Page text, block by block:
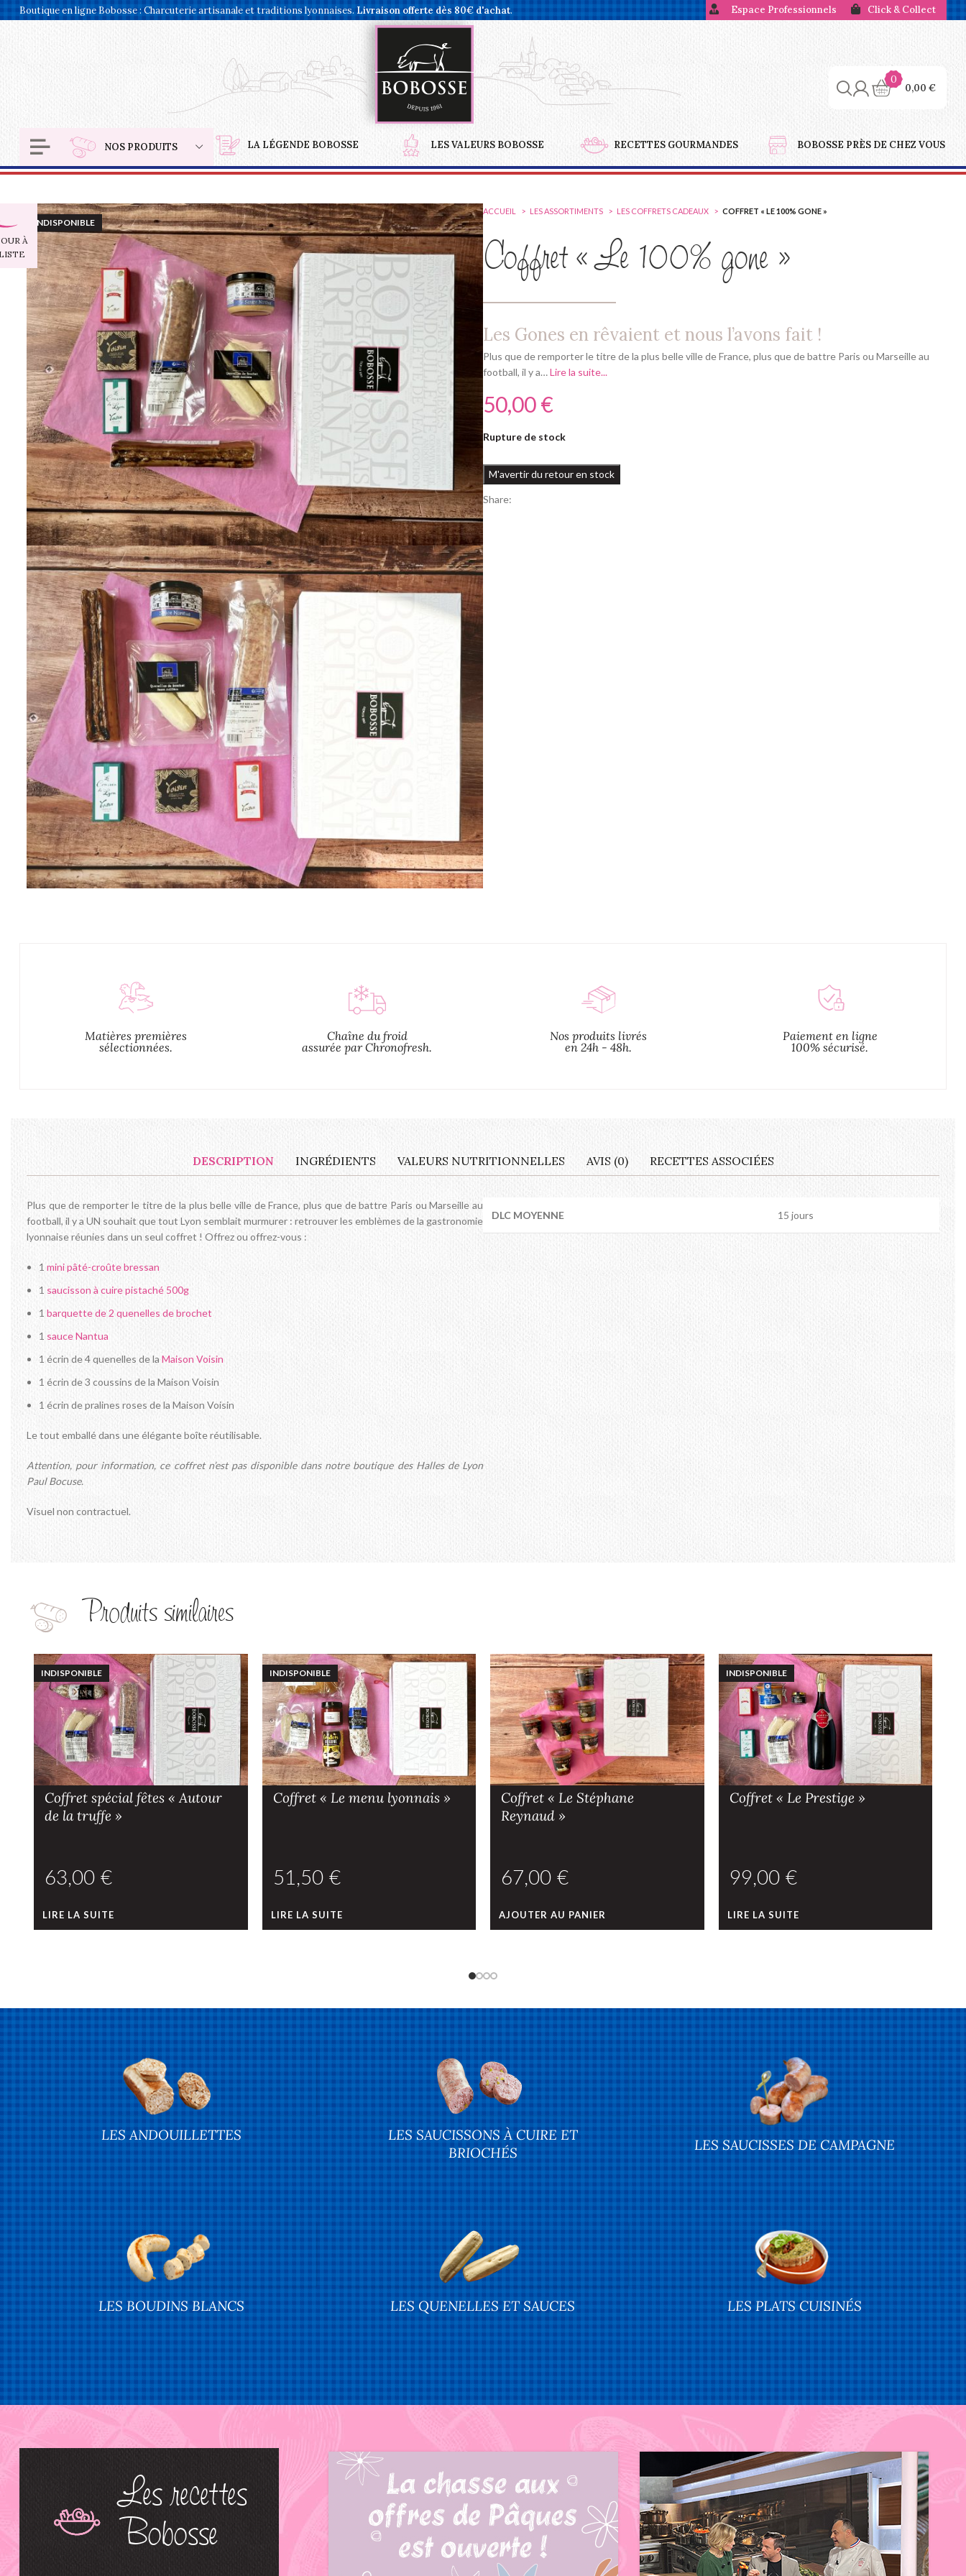
Boutique en ligne Bobosse : Charcuterie artisanale et traditions lyonnaises. Livraison offerte dès 80€ d'achat. Espace Professionnels Click & Collect
0
0,00 €
NOS PRODUITS LA LÉGENDE BOBOSSE LES VALEURS BOBOSSE RECETTES GOURMANDES BOBOSSE PRÈS DE CHEZ VOUS
INDISPONIBLE
À
ACCUEIL LES ASSORTIMENTS LES COFFRETS CADEAUX COFFRET « LE 100% GONE »
Coffret « Le 100% gone »
Les Gones en rêvaient et nous l’avons fait !
Plus que de remporter le titre de la plus belle ville de France, plus que de battre Paris ou Marseille au
football, il y a…Lire la suite...
€
Rupture de stock
Share:
Matières premières
sélectionnées.
Chaîne du froid
assurée par Chronofresh.
Nos produits livrés
en 24h - 48h.
Paiement en ligne
100% sécurisé.
DESCRIPTION INGRÉDIENTS VALEURS NUTRITIONNELLES AVIS (0) RECETTES ASSOCIÉES
Plus que de remporter le titre de la plus belle ville de France, plus que de battre Paris ou Marseille au
football, il y a UN souhait que tout Lyon semblait murmurer : retrouver les emblèmes de la gastronomie
lyonnaise réunies dans un seul coffret ! Offrez ou offrez-vous :
1 mini pâté-croûte bressan
1 saucisson à cuire pistaché 500g
1 barquette de 2 quenelles de brochet
1 sauce Nantua
1 écrin de 4 quenelles de la Maison Voisin
1 écrin de 3 coussins de la Maison Voisin
1 écrin de pralines roses de la Maison Voisin
Le tout emballé dans une élégante boîte réutilisable.
Attention, pour information, ce coffret n’est pas disponible dans notre boutique des Halles de Lyon
Paul Bocuse.
Visuel non contractuel.
DLC MOYENNE 15 jours
Produits similaires
INDISPONIBLE
Coffret spécial fêtes « Autour
de la truffe »
€
LIRE LA SUITE
INDISPONIBLE
Coffret « Le menu lyonnais »
€
LIRE LA SUITE
Coffret « Le Stéphane
Reynaud »
€
AJOUTER AU PANIER
INDISPONIBLE
Coffret « Le Prestige »
€
LIRE LA SUITE
LES ANDOUILLETTES
LES SAUCISSONS À CUIRE ET
BRIOCHÉS
LES SAUCISSES DE CAMPAGNE
LES BOUDINS BLANCS LES QUENELLES ET SAUCES LES PLATS CUISINÉS
Les recettes
Bobosse
Panneau de gestion des cookies